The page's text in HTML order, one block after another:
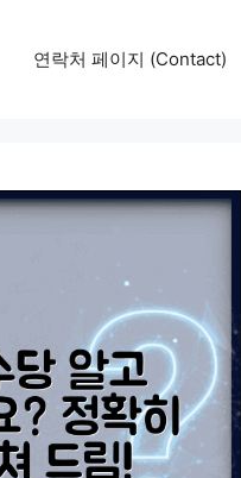
연락처 페이지 (Contact)